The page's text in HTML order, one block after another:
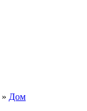
» Дом